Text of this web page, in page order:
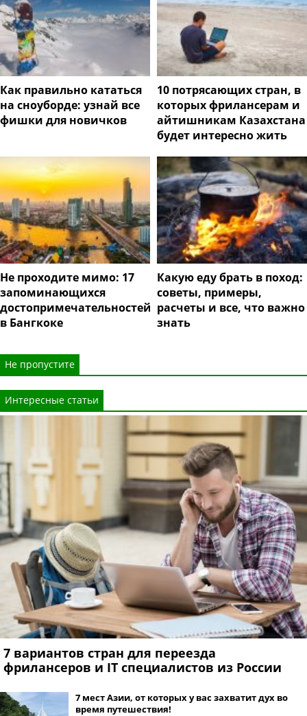
Как правильно кататься
на сноуборде: узнай все
фишки для новичков
10 потрясающих стран, в
которых фрилансерам и
айтишникам Казахстана
будет интересно жить
Не проходите мимо: 17
запоминающихся
достопримечательностей
в Бангкоке
Какую еду брать в поход:
советы, примеры,
расчеты и все, что важно
знать
Не пропустите
Интересные статьи
7 вариантов стран для переезда
фрилансеров и IT специалистов из России
7 мест Азии, от которых у вас захватит дух во
время путешествия!